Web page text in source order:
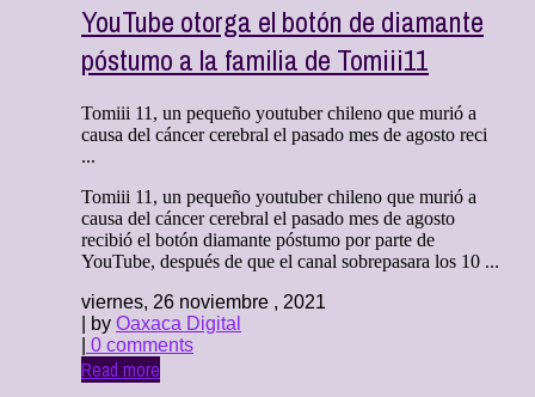
YouTube otorga el botón de diamante
póstumo a la familia de Tomiii11
Tomiii 11, un pequeño youtuber chileno que murió a
causa del cáncer cerebral el pasado mes de agosto reci
...
Tomiii 11, un pequeño youtuber chileno que murió a
causa del cáncer cerebral el pasado mes de agosto
recibió el botón diamante póstumo por parte de
YouTube, después de que el canal sobrepasara los 10 ...
viernes, 26 noviembre , 2021
| by Oaxaca Digital
0 comments
Read more